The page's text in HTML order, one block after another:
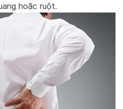
hoặc ruột.